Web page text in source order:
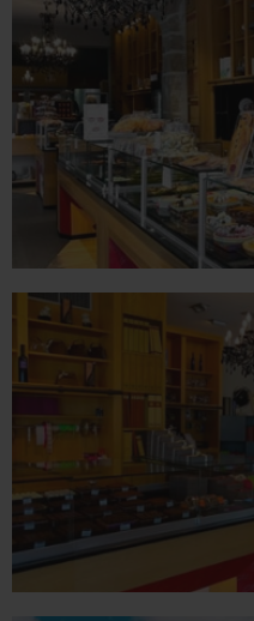
78 place Jean Jaurès -
Tél. 04 75